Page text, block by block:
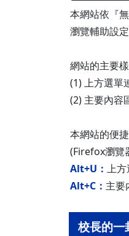
本網站依『
瀏覽輔助設
網站的主要
(1) 上方選單
(2) 主要內容
本網站的便
(Firefox瀏覽
Alt+U： 上方
Alt+C： 主要
校長的一